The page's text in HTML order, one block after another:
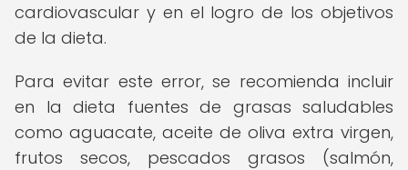
cardiovascular y en el logro de los objetivos
de la dieta.
Para evitar este error, se recomienda incluir
en la dieta fuentes de grasas saludables
como aguacate, aceite de oliva extra virgen,
frutos secos, pescados grasos (salmón,